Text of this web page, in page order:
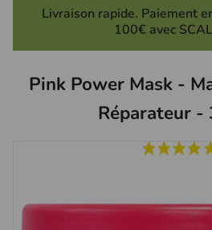
Livraison rapide. Paiement
100€ avec
Pink Power Mask -
Réparateur -